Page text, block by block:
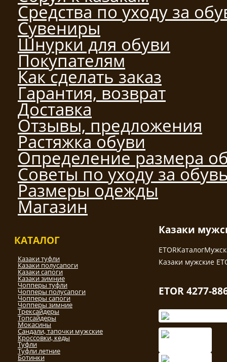
Средства по уходу за
Сувениры
Шнурки для обуви
Покупателям
Как сделать заказ
Гарантия, возврат
Доставка
Отзывы, предложения
Растяжка обуви
Определение размера
Советы по уходу за
Размеры одежды
Магазин
КАТАЛОГ
Казаки туфли
Казаки полусапоги
Казаки сапоги
Казаки зимние
Чопперы туфли
Чопперы полусапоги
Чопперы сапоги
Чопперы зимние
Трексайдеры
Топсайдеры
Мокасины
Сандали, тапочки мужские
Кроссовки, кеды
Туфли
Туфли летние
Ботинки
Казаки
ETORКаталог
Казаки мужские
ETOR 4277-